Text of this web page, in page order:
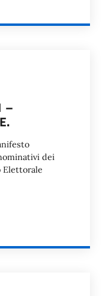
–
dei
Elettorale